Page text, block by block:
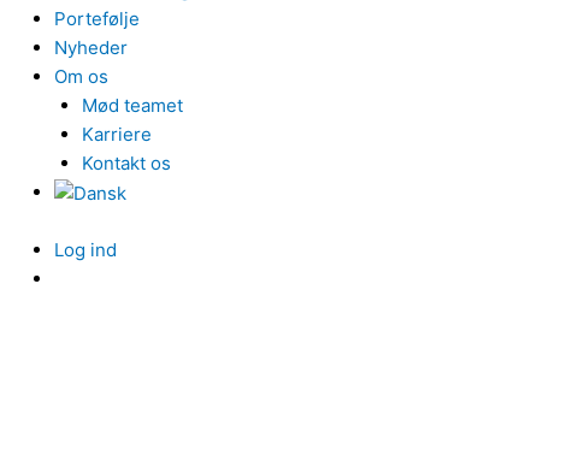
Portefølje
Nyheder
Om os
Mød teamet
Karriere
Kontakt os
Log ind